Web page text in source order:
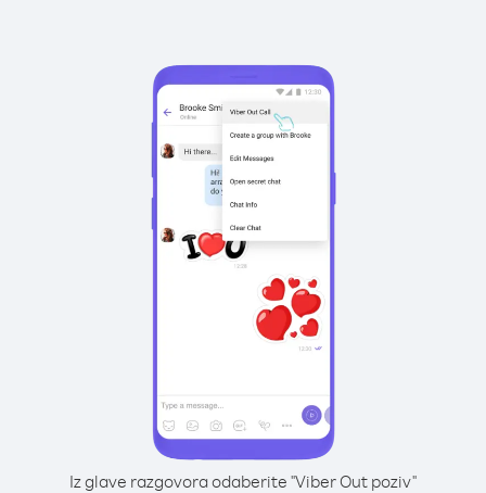
Iz glave razgovora odaberite "Viber Out poziv"